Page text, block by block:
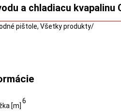
a chladiacu kvapalinu
pištole,Všetky produkty/
[m]
6